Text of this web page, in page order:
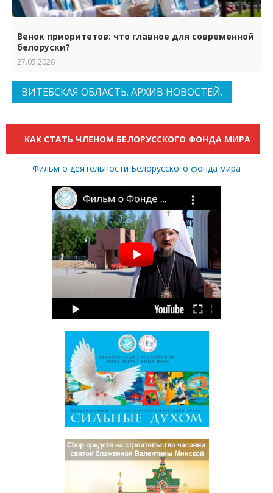
Венок приоритетов: что главное для современной
белоруски?
27.05.2026
ВИТЕБСКАЯ ОБЛАСТЬ. АРХИВ НОВОСТЕЙ.
КАК СТАТЬ ЧЛЕНОМ БЕЛОРУССКОГО ФОНДА МИРА
Фильм о деятельности Белорусского фонда мира